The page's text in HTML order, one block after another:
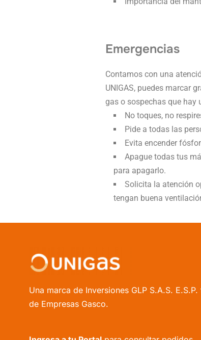
Emergencias
Contamos con una
UNIGAS, puedes marcar
gas o sospechas que hay
No toques, no
Pide a todas las
Evita encender
Apague todas tus
para apagarlo.
Solicita la atención
tengan buena
Una marca de Inversiones GLP S.A.S. E.S.P.
de Empresas Gasco.